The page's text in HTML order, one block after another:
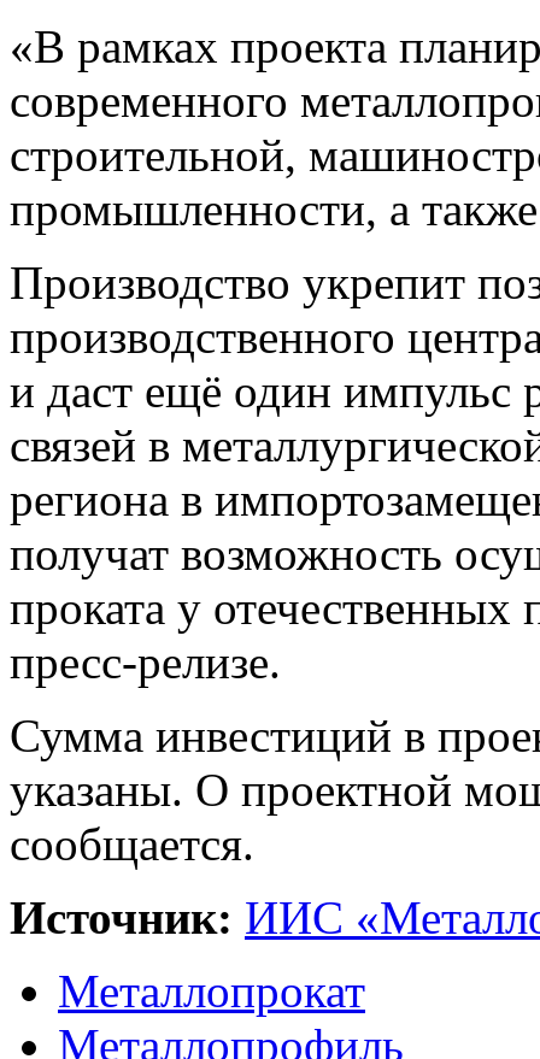
«В рамках проекта
современного
строительной,
промышленности, а
Производство укрепит
производственного
и даст ещё один импульс
связей в
региона в
получат возможность
проката у отечественных
пресс-релизе.
Сумма инвестиций в
указаны. О проектной
сообщается.
Источник: ИИС
Металлопрокат
Металлопрофиль